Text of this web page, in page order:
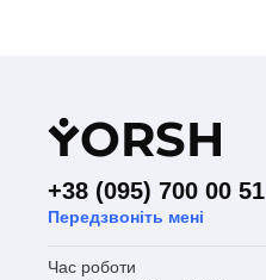
YORSH
+38 (095) 700 00 51
Передзвоніть мені
Час роботи